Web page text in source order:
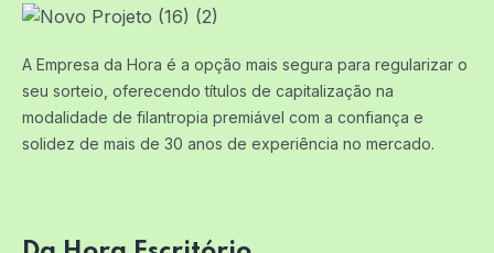
A Empresa da Hora é a opção mais segura para regularizar o
seu sorteio, oferecendo títulos de capitalização na
modalidade de filantropia premiável com a confiança e
solidez de mais de 30 anos de experiência no mercado.